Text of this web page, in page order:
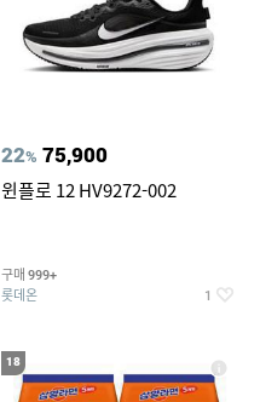
22% 75,900
윈플로 12 HV9272-002
구매 999+
롯데온 1
18